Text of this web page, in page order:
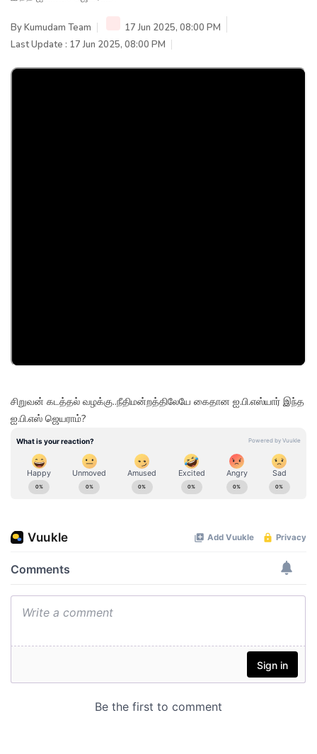
ByKumudam Team
17 Jun 2025, 08:00 PM
Last Update : 17 Jun 2025, 08:00 PM
சிறுவன் கடத்தல் வழக்கு..நீதிமன்றத்திலேயே கைதான ஐ.பி.எஸ்யார் இந்த
ஐ.பி.எஸ் ஜெயராம்?